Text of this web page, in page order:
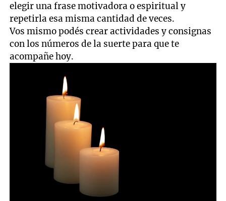
elegir una frase motivadora o espiritual y
repetirla esa misma cantidad de veces.
Vos mismo podés crear actividades y consignas
con los números de la suerte para que te
acompañe hoy.